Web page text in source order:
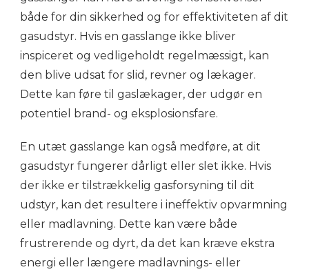
både for din sikkerhed og for effektiviteten af dit
gasudstyr. Hvis en gasslange ikke bliver
inspiceret og vedligeholdt regelmæssigt, kan
den blive udsat for slid, revner og lækager.
Dette kan føre til gaslækager, der udgør en
potentiel brand- og eksplosionsfare.
En utæt gasslange kan også medføre, at dit
gasudstyr fungerer dårligt eller slet ikke. Hvis
der ikke er tilstrækkelig gasforsyning til dit
udstyr, kan det resultere i ineffektiv opvarmning
eller madlavning. Dette kan være både
frustrerende og dyrt, da det kan kræve ekstra
energi eller længere madlavnings- eller